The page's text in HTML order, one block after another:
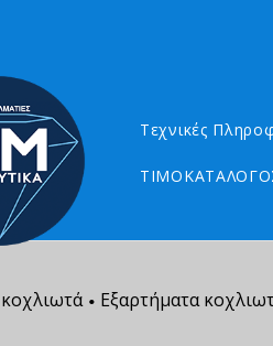
Τεχνικές
• Εξαρτήματα